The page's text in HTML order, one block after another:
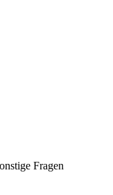
Fragen